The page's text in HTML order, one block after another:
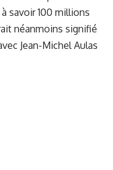
savoir 100 millions
néanmoins signifié
Jean-Michel Aulas